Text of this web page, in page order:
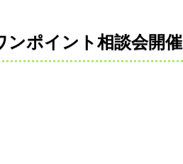
ンポイント相談会開催